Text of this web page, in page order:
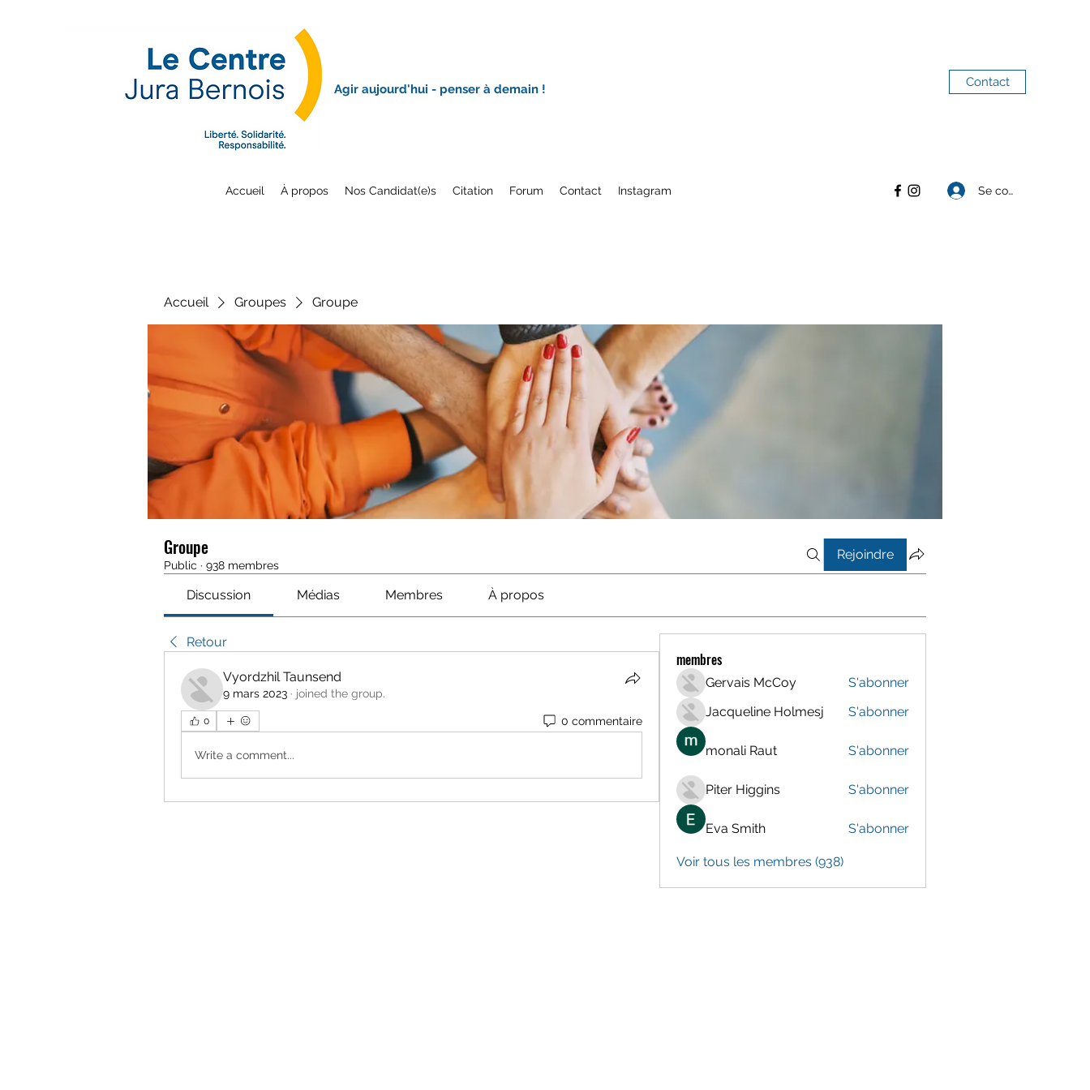
Agir aujourd'hui - penser à demain ! Contact
Accueil À propos Nos Candidat(e)s Citation Forum Contact Instagram Se connecter
Accueil Groupes Groupe
Groupe
Public · 938 membres
Rejoindre
Discussion Médias Membres À propos
Retour
Vyordzhil Taunsend
9 mars 2023 · joined the group.
0 0 commentaire
Write a comment...
membres
Gervais McCoy
S'abonner
Jacqueline Holmesj
S'abonner
monali Raut S'abonner
Piter Higgins S'abonner
Eva Smith S'abonner
Voir tous les membres (938)